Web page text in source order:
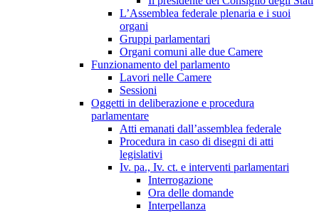
L’Assemblea federale plenaria e i suoi
organi
Gruppi parlamentari
Organi comuni alle due Camere
Funzionamento del parlamento
Lavori nelle Camere
Sessioni
Oggetti in deliberazione e procedura
parlamentare
Atti emanati dall’assemblea federale
Procedura in caso di disegni di atti
legislativi
Iv. pa., Iv. ct. e interventi parlamentari
Interrogazione
Ora delle domande
Interpellanza